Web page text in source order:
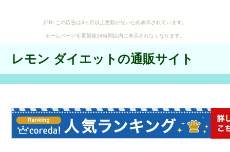
[PR] この広告は3ヶ月以上更新がないため表示されています。
ホームページを更新後24時間以内に表示されなくなります。
レモン ダイエットの通販サイト